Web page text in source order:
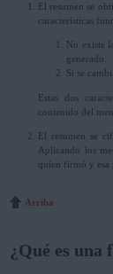
El resumen se
características
No existe
generado.
Si se
Estas dos
contenido del
El resumen se
Aplicando los
quien firmó y esa
Arriba
¿Qué es